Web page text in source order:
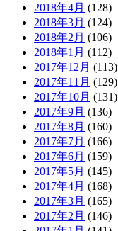
2018年4月 (128)
2018年3月 (124)
2018年2月 (106)
2018年1月 (112)
2017年12月 (113)
2017年11月 (129)
2017年10月 (131)
2017年9月 (136)
2017年8月 (160)
2017年7月 (166)
2017年6月 (159)
2017年5月 (145)
2017年4月 (168)
2017年3月 (165)
2017年2月 (146)